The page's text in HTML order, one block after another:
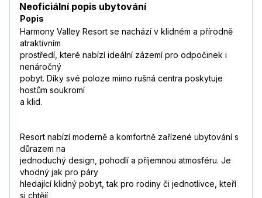
Neoficiální popis ubytování
Popis
Harmony Valley Resort se nachází v klidném a přírodně
atraktivním
prostředí, které nabízí ideální zázemí pro odpočinek i
nenáročný
pobyt. Díky své poloze mimo rušná centra poskytuje
hostům soukromí
a klid.
Resort nabízí moderně a komfortně zařízené ubytování s
důrazem na
jednoduchý design, pohodlí a příjemnou atmosféru. Je
vhodný jak pro páry
hledající klidný pobyt, tak pro rodiny či jednotlivce, kteří
si chtějí